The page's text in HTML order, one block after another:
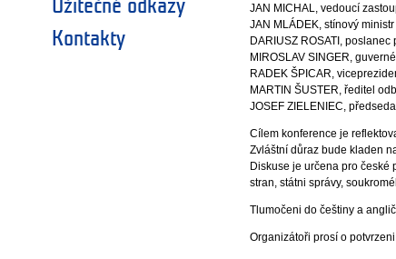
Užitečné odkazy
Kontakty
JAN MICHAL, vedoucí
JAN MLÁDEK, stínový
DARIUSZ ROSATI,
MIROSLAV SINGER,
RADEK ŠPICAR,
MARTIN ŠUSTER, ředitel
JOSEF ZIELENIEC,
Cílem konference je
Zvláštní důraz bude kladen
Diskuse je určena pro české
stran, státni správy,
Tlumočeni do češtiny a
Organizátoři prosí o